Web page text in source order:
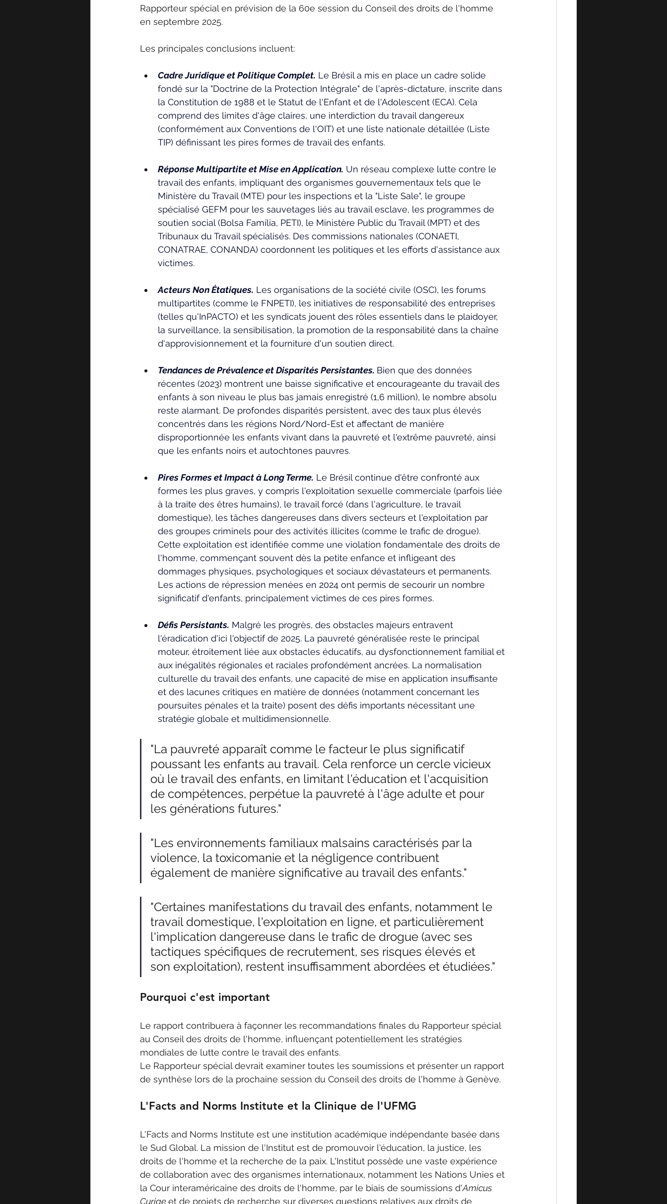
Rapporteur spécial en prévision de la 60e session du Conseil des droits de l'homme
en septembre 2025.
Les principales conclusions incluent:
Cadre Juridique et Politique Complet. Le Brésil a mis en place un cadre solide
fondé sur la "Doctrine de la Protection Intégrale" de l'après-dictature, inscrite dans
la Constitution de 1988 et le Statut de l'Enfant et de l'Adolescent (ECA). Cela
comprend des limites d'âge claires, une interdiction du travail dangereux
(conformément aux Conventions de l'OIT) et une liste nationale détaillée (Liste
TIP) définissant les pires formes de travail des enfants.
Réponse Multipartite et Mise en Application. Un réseau complexe lutte contre le
travail des enfants, impliquant des organismes gouvernementaux tels que le
Ministère du Travail (MTE) pour les inspections et la "Liste Sale", le groupe
spécialisé GEFM pour les sauvetages liés au travail esclave, les programmes de
soutien social (Bolsa Família, PETI), le Ministère Public du Travail (MPT) et des
Tribunaux du Travail spécialisés. Des commissions nationales (CONAETI,
CONATRAE, CONANDA) coordonnent les politiques et les efforts d'assistance aux
victimes.
Acteurs Non Étatiques. Les organisations de la société civile (OSC), les forums
multipartites (comme le FNPETI), les initiatives de responsabilité des entreprises
(telles qu'InPACTO) et les syndicats jouent des rôles essentiels dans le plaidoyer,
la surveillance, la sensibilisation, la promotion de la responsabilité dans la chaîne
d'approvisionnement et la fourniture d'un soutien direct.
Tendances de Prévalence et Disparités Persistantes. Bien que des données
récentes (2023) montrent une baisse significative et encourageante du travail des
enfants à son niveau le plus bas jamais enregistré (1,6 million), le nombre absolu
reste alarmant. De profondes disparités persistent, avec des taux plus élevés
concentrés dans les régions Nord/Nord-Est et affectant de manière
disproportionnée les enfants vivant dans la pauvreté et l'extrême pauvreté, ainsi
que les enfants noirs et autochtones pauvres.
Pires Formes et Impact à Long Terme. Le Brésil continue d'être confronté aux
formes les plus graves, y compris l'exploitation sexuelle commerciale (parfois liée
à la traite des êtres humains), le travail forcé (dans l'agriculture, le travail
domestique), les tâches dangereuses dans divers secteurs et l'exploitation par
des groupes criminels pour des activités illicites (comme le trafic de drogue).
Cette exploitation est identifiée comme une violation fondamentale des droits de
l'homme, commençant souvent dès la petite enfance et infligeant des
dommages physiques, psychologiques et sociaux dévastateurs et permanents.
Les actions de répression menées en 2024 ont permis de secourir un nombre
significatif d'enfants, principalement victimes de ces pires formes.
Défis Persistants. Malgré les progrès, des obstacles majeurs entravent
l'éradication d'ici l'objectif de 2025. La pauvreté généralisée reste le principal
moteur, étroitement liée aux obstacles éducatifs, au dysfonctionnement familial et
aux inégalités régionales et raciales profondément ancrées. La normalisation
culturelle du travail des enfants, une capacité de mise en application insuffisante
et des lacunes critiques en matière de données (notamment concernant les
poursuites pénales et la traite) posent des défis importants nécessitant une
stratégie globale et multidimensionnelle.
"La pauvreté apparaît comme le facteur le plus significatif
poussant les enfants au travail. Cela renforce un cercle vicieux
où le travail des enfants, en limitant l'éducation et l'acquisition
de compétences, perpétue la pauvreté à l'âge adulte et pour
les générations futures."
"Les environnements familiaux malsains caractérisés par la
violence, la toxicomanie et la négligence contribuent
également de manière significative au travail des enfants."
"Certaines manifestations du travail des enfants, notamment le
travail domestique, l'exploitation en ligne, et particulièrement
l'implication dangereuse dans le trafic de drogue (avec ses
tactiques spécifiques de recrutement, ses risques élevés et
son exploitation), restent insuffisamment abordées et étudiées."
Pourquoi c'est important
Le rapport contribuera à façonner les recommandations finales du Rapporteur spécial
au Conseil des droits de l'homme, influençant potentiellement les stratégies
mondiales de lutte contre le travail des enfants.
Le Rapporteur spécial devrait examiner toutes les soumissions et présenter un rapport
de synthèse lors de la prochaine session du Conseil des droits de l'homme à Genève.
L'Facts and Norms Institute et la Clinique de l'UFMG
L'Facts and Norms Institute est une institution académique indépendante basée dans
le Sud Global. La mission de l'Institut est de promouvoir l'éducation, la justice, les
droits de l'homme et la recherche de la paix. L'Institut possède une vaste expérience
de collaboration avec des organismes internationaux, notamment les Nations Unies et
la Cour interaméricaine des droits de l'homme, par le biais de soumissions d'Amicus
Curiae et de projets de recherche sur diverses questions relatives aux droits de